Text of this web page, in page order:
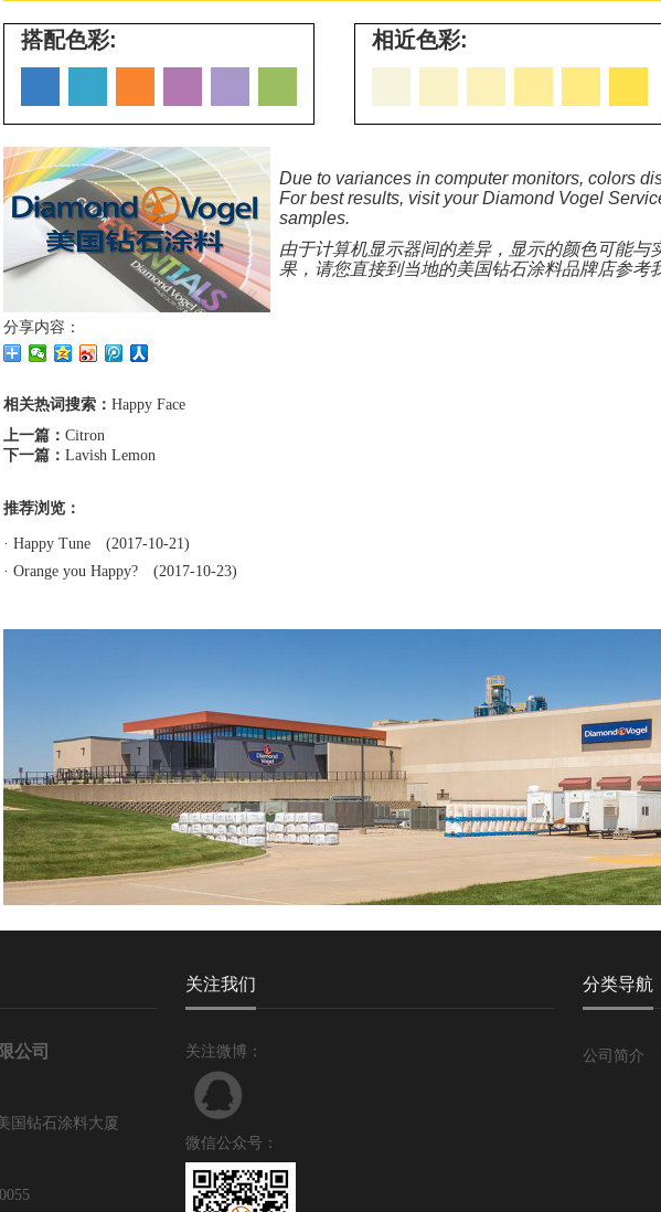
搭配色彩: 相近色彩:
Due to variances in computer monitors, colors
For best results, visit your Diamond Vogel
samples.
由于计算机显示器间的差异，显示的颜色可能
果，请您直接到当地的美国钻石涂料品牌店参考
分享内容：
相关热词搜索： Happy Face
上一篇： Citron
下一篇： Lavish Lemon
推荐浏览：
· Happy Tune (2017-10-21)
· Orange you Happy? (2017-10-23)
公司
国钻石涂料大厦
关注我们
关注微博：
微信公众号：
分类导航
公司简介